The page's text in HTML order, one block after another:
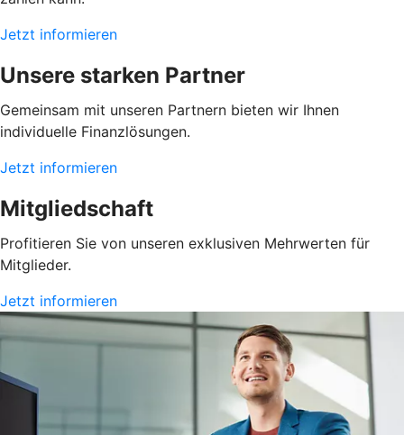
Jetzt informieren
Unsere starken Partner
Gemeinsam mit unseren Partnern bieten wir Ihnen
individuelle Finanzlösungen.
Jetzt informieren
Mitgliedschaft
Profitieren Sie von unseren exklusiven Mehrwerten für
Mitglieder.
Jetzt informieren